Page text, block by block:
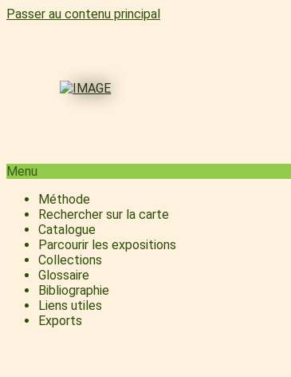
Passer au contenu principal
Menu
Méthode
Rechercher sur la carte
Catalogue
Parcourir les expositions
Collections
Glossaire
Bibliographie
Liens utiles
Exports